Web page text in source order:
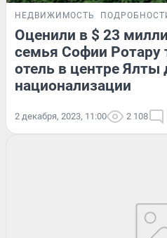
НЕДВИЖИМОСТЬ
Оценили в $ 23
семья Софии Ротару
отель в центре Ялты
национализации
2 декабря, 2023, 11:00 2 108